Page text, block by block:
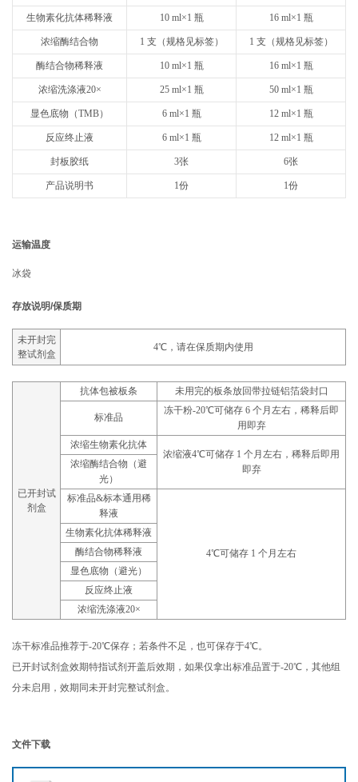
生物素化抗体稀释液 10 ml×1 瓶 16 ml×1 瓶
浓缩酶结合物 1 支（规格见标签） 1 支（规格见标签）
酶结合物稀释液 10 ml×1 瓶 16 ml×1 瓶
浓缩洗涤液20× 25 ml×1 瓶 50 ml×1 瓶
显色底物（TMB） 6 ml×1 瓶 12 ml×1 瓶
反应终止液 6 ml×1 瓶 12 ml×1 瓶
封板胶纸 3张 6张
产品说明书 1份 1份
运输温度
冰袋
存放说明/保质期
未开封完
整试剂盒
4℃，请在保质期内使用
已开封试
剂盒
抗体包被板条 未用完的板条放回带拉链铝箔袋封口
标准品
冻干粉-20℃可储存 6 个月左右，稀释后即
用即弃
浓缩生物素化抗体
浓缩液4℃可储存 1 个月左右，稀释后即用
即弃
浓缩酶结合物（避
光）
标准品&标本通用稀
释液
4℃可储存 1 个月左右
生物素化抗体稀释液
酶结合物稀释液
显色底物（避光）
反应终止液
浓缩洗涤液20×
冻干标准品推荐于-20℃保存；若条件不足，也可保存于4℃。
已开封试剂盒效期特指试剂开盖后效期，如果仅拿出标准品置于-20℃，其他组
分未启用，效期同未开封完整试剂盒。
文件下载